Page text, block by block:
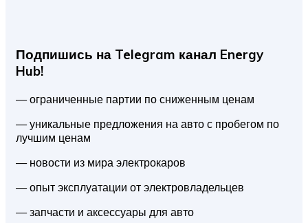
Подпишись на Telegram канал Energy
Hub!
— ограниченные партии по сниженным ценам
— уникальные предложения на авто с пробегом по
лучшим ценам
— новости из мира электрокаров
— опыт эксплуатации от электровладельцев
— запчасти и аксессуары для авто